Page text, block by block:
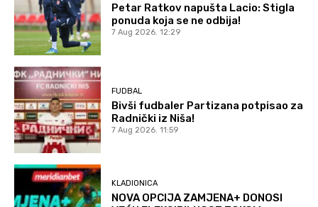
Petar Ratkov napušta Lacio: Stigla
ponuda koja se ne odbija!
7 Aug 2026. 12:29
FUDBAL
Bivši fudbaler Partizana potpisao za
Radnički iz Niša!
7 Aug 2026. 11:59
KLADIONICA
NOVA OPCIJA ZAMJENA+ DONOSI